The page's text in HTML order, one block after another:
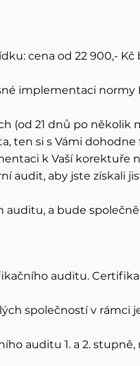
cena od 22 900,- Kč
implementaci normy
(od 21 dnů po několik
si s Vámi dohodne
k Vaší korektuře
aby jste získali
a bude
auditu.
společností v rámci
auditu 1. a 2.